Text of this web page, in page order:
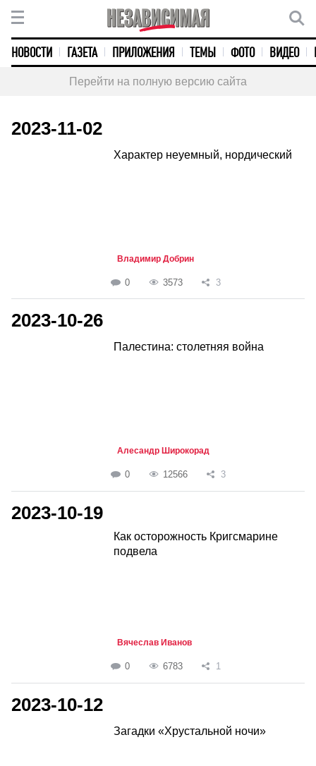
НОВОСТИ ГАЗЕТА ПРИЛОЖЕНИЯ ТЕМЫ ФОТО ВИДЕО
Перейти на полную версию сайта
2023-11-02
Характер неуемный, нордический
Владимир Добрин
0 3573 3
2023-10-26
Палестина: столетняя война
Алесандр Широкорад
0 12566 3
2023-10-19
Как осторожность Кригсмарине
подвела
Вячеслав Иванов
0 6783 1
2023-10-12
Загадки «Хрустальной ночи»